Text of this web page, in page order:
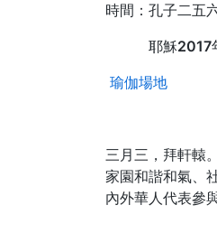
時間：孔子二五
耶穌2017年
瑜伽場地
三月三，拜軒轅
家園和諧和氣、
內外華人代表參